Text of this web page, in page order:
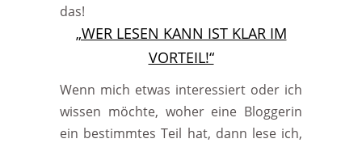
das!
„WER LESEN KANN IST KLAR IM
VORTEIL!“
Wenn mich etwas interessiert oder ich
wissen möchte, woher eine Bloggerin
ein bestimmtes Teil hat, dann lese ich,